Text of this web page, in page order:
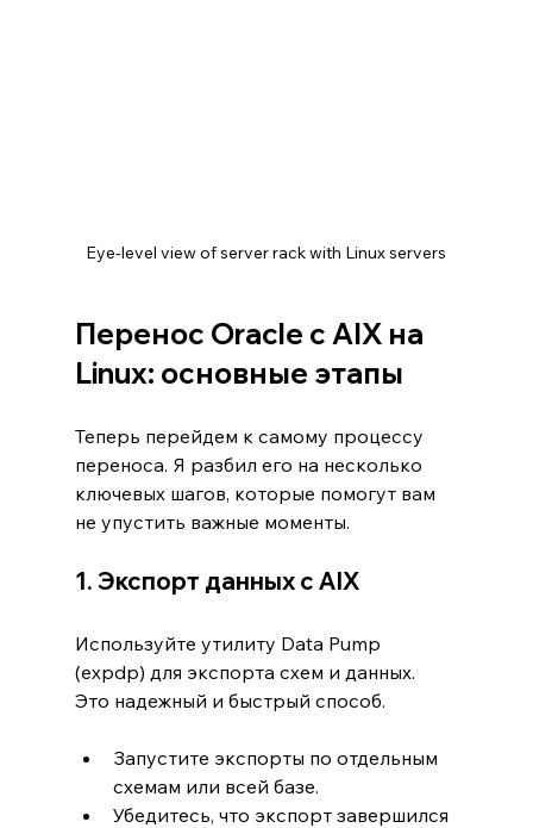
Eye-level view of server rack with Linux servers
Перенос Oracle с AIX на
Linux: основные этапы
Теперь перейдем к самому процессу
переноса. Я разбил его на несколько
ключевых шагов, которые помогут вам
не упустить важные моменты.
1. Экспорт данных с AIX
Используйте утилиту Data Pump
(expdp) для экспорта схем и данных.
Это надежный и быстрый способ.
Запустите экспорты по отдельным
схемам или всей базе.
Убедитесь, что экспорт завершился